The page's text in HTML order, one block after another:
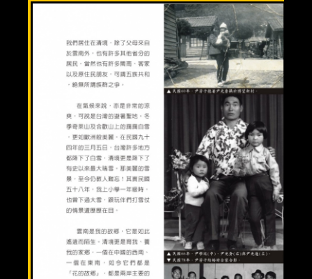
客房介紹
溫馨三人房(3人)
精緻全家福(6人)
渡假小木屋(6人)